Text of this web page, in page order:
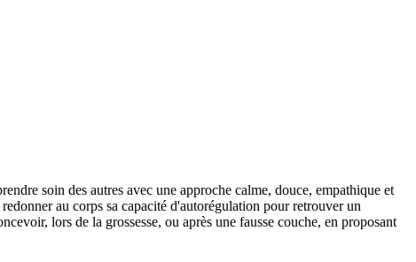
soin des autres avec une approche calme, douce, empathique et
au corps sa capacité d'autorégulation pour retrouver un
lors de la grossesse, ou après une fausse couche, en proposant